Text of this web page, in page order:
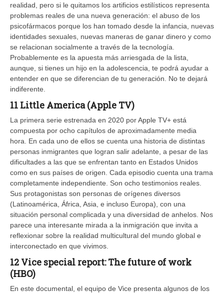
realidad, pero si le quitamos los artificios estilísticos representa
problemas reales de una nueva generación: el abuso de los
psicofármacos porque los han tomado desde la infancia, nuevas
identidades sexuales, nuevas maneras de ganar dinero y como
se relacionan socialmente a través de la tecnología.
Probablemente es la apuesta más arriesgada de la lista,
aunque, si tienes un hijo en la adolescencia, te podrá ayudar a
entender en que se diferencian de tu generación. No te dejará
indiferente.
11 Little America (Apple TV)
La primera serie estrenada en 2020 por Apple TV+ está
compuesta por ocho capítulos de aproximadamente media
hora. En cada uno de ellos se cuenta una historia de distintas
personas inmigrantes que logran salir adelante, a pesar de las
dificultades a las que se enfrentan tanto en Estados Unidos
como en sus países de origen. Cada episodio cuenta una trama
completamente independiente. Son ocho testimonios reales.
Sus protagonistas son personas de orígenes diversos
(Latinoamérica, África, Asia, e incluso Europa), con una
situación personal complicada y una diversidad de anhelos. Nos
parece una interesante mirada a la inmigración que invita a
reflexionar sobre la realidad multicultural del mundo global e
interconectado en que vivimos.
12 Vice special report: The future of work
(HBO)
En este documental, el equipo de Vice presenta algunos de los